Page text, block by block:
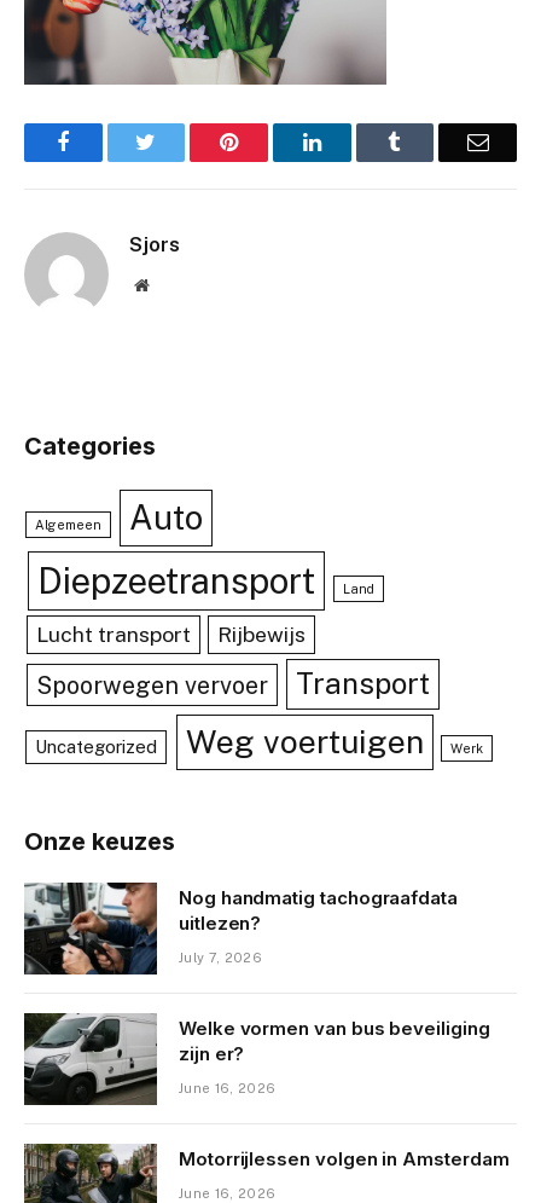
Facebook Pinterest LinkedIn Email
Sjors
Website
Categories
Algemeen Auto
Diepzeetransport Land
Lucht transport Rijbewijs
Spoorwegen vervoer Transport
Uncategorized Weg voertuigen Werk
Onze keuzes
Nog handmatig tachograafdata
uitlezen?
July 7, 2026
Welke vormen van bus beveiliging
zijn er?
June 16, 2026
Motorrijlessen volgen in Amsterdam
June 16, 2026